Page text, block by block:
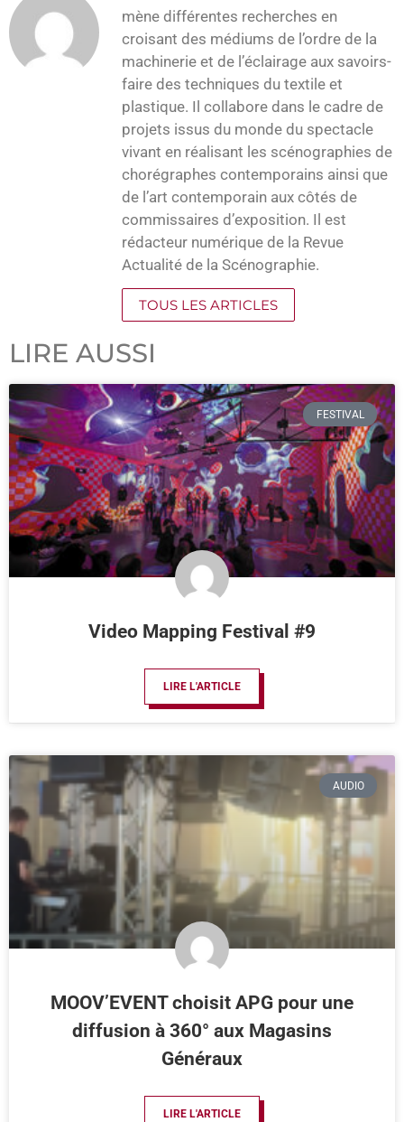
mène différentes recherches en
croisant des médiums de l’ordre de la
machinerie et de l’éclairage aux savoirs-
faire des techniques du textile et
plastique. Il collabore dans le cadre de
projets issus du monde du spectacle
vivant en réalisant les scénographies de
chorégraphes contemporains ainsi que
de l’art contemporain aux côtés de
commissaires d’exposition. Il est
rédacteur numérique de la Revue
Actualité de la Scénographie.
TOUS LES ARTICLES
LIRE AUSSI
FESTIVAL
Video Mapping Festival #9
LIRE L'ARTICLE
AUDIO
MOOV’EVENT choisit APG pour une
diffusion à 360° aux Magasins
Généraux
LIRE L'ARTICLE